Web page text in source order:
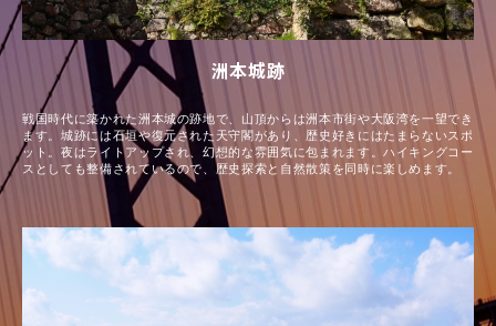
洲本城跡
戦国時代に築かれた洲本城の跡地で、山頂からは洲本市街や大阪湾を一望でき
ます。城跡には石垣や復元された天守閣があり、歴史好きにはたまらないスポ
ット。夜はライトアップされ、幻想的な雰囲気に包まれます。ハイキングコー
スとしても整備されているので、歴史探索と自然散策を同時に楽しめます。